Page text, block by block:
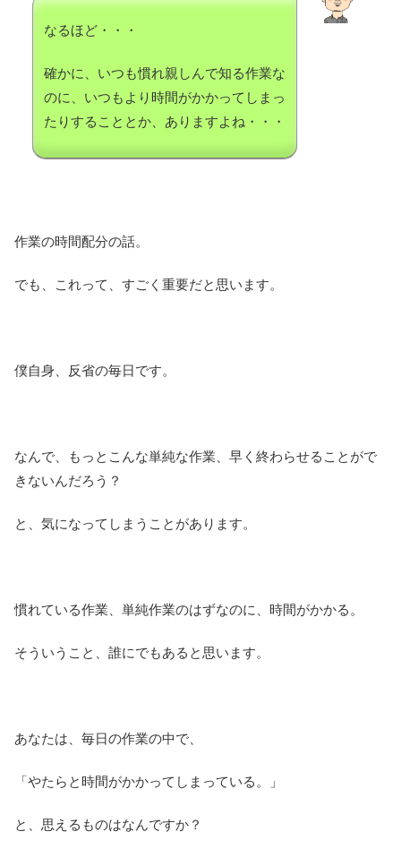
なるほど・・・
確かに、いつも慣れ親しんで知る作業な
のに、いつもより時間がかかってしまっ
たりすることとか、ありますよね・・・
作業の時間配分の話。
でも、これって、すごく重要だと思います。
僕自身、反省の毎日です。
なんで、もっとこんな単純な作業、早く終わらせることがで
きないんだろう？
と、気になってしまうことがあります。
慣れている作業、単純作業のはずなのに、時間がかかる。
そういうこと、誰にでもあると思います。
あなたは、毎日の作業の中で、
「やたらと時間がかかってしまっている。」
と、思えるものはなんですか？